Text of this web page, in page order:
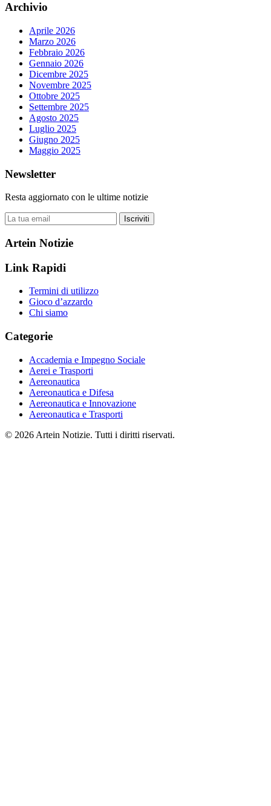
Archivio
Aprile 2026
Marzo 2026
Febbraio 2026
Gennaio 2026
Dicembre 2025
Novembre 2025
Ottobre 2025
Settembre 2025
Agosto 2025
Luglio 2025
Giugno 2025
Maggio 2025
Newsletter
Resta aggiornato con le ultime notizie
Iscriviti
Artein Notizie
Link Rapidi
Termini di utilizzo
Gioco d’azzardo
Chi siamo
Categorie
Accademia e Impegno Sociale
Aerei e Trasporti
Aereonautica
Aereonautica e Difesa
Aereonautica e Innovazione
Aereonautica e Trasporti
© 2026 Artein Notizie. Tutti i diritti riservati.